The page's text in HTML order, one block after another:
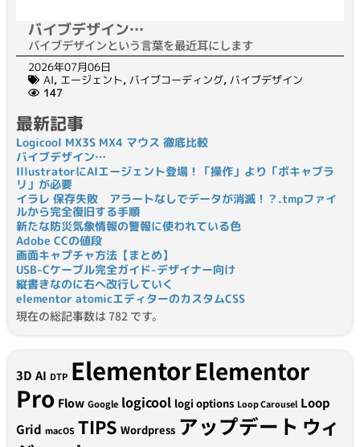
バイブデザイン…
バイブデザインという言葉を最近耳にします
2026年07月06日
AI, エージェント, バイブコーディング, バイブデザイン
147
最新記事
Logicool MX3S MX4 マウス 徹底比較
バイブデザイン…
IllustratorにAIエージェント登場！「操作」より「ボキャブラ
リ」が必要
イラレ 保存失敗 アラートなしでデータが消滅！？.tmpファイ
ルから完全復旧する手順
新たな防災気象情報の警報に使われている色
Adobe CCの値段
画面キャプチャ方法【まとめ】
USB-Cケーブル完全ガイド-デザイナー向け
縦書きなのに右へ改行していく
elementor atomicエディターのカスタムCSS
現在の総記事数は 782 です。
3D AI DTP ElementorElementor
Pro Flow Google logicool logi options Loop Carousel Loop
Grid macOS TIPS Wordpress アップデート ウィ